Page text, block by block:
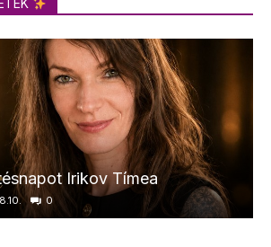
Irikov Tímea
0